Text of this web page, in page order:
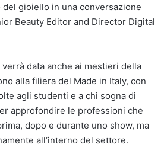
gioiello in una conversazione
Beauty Editor and Director Digital
data anche ai mestieri della
alla filiera del Made in Italy, con
agli studenti e a chi sogna di
approfondire le professioni che
dopo e durante uno show, ma
all’interno del settore.